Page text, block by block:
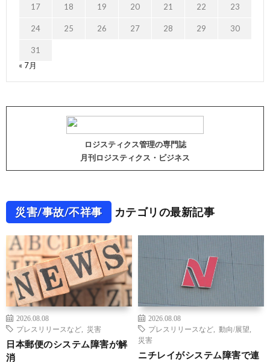
17 18 19 20 21 22 23
24 25 26 27 28 29 30
31
« 7月
ロジスティクス管理の専門誌
月刊ロジスティクス・ビジネス
災害/事故/不祥事 カテゴリの最新記事
2026.08.08
プレスリリースなど
災害
日本郵便のシステム障害が解
消
2026.08.08
プレスリリースなど
動向/展望
災害
ニチレイがシステム障害で連